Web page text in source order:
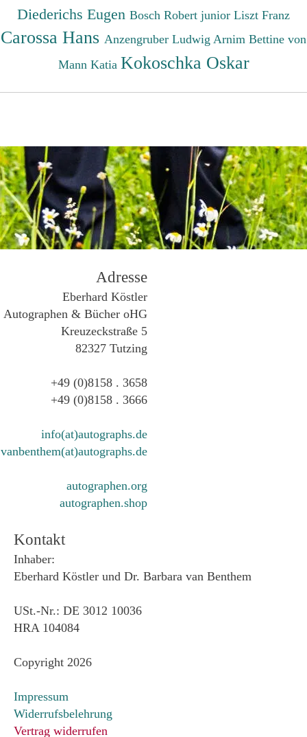
Diederichs Eugen Bosch Robert junior Liszt Franz
Carossa Hans Anzengruber Ludwig Arnim Bettine von
Mann Katia Kokoschka Oskar
Adresse
Eberhard Köstler
Autographen & Bücher oHG
Kreuzeckstraße 5
82327 Tutzing
+49 (0)8158 . 3658
+49 (0)8158 . 3666
info(at)autographs.de
vanbenthem(at)autographs.de
autographen.org
autographen.shop
Kontakt
Inhaber:
Eberhard Köstler und Dr. Barbara van Benthem
USt.-Nr.: DE 3012 10036
HRA 104084
Copyright 2026
Impressum
Widerrufsbelehrung
Vertrag widerrufen